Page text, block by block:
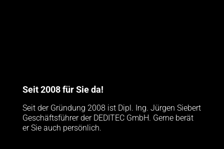
Seit 2008 für Sie da!
Seit der Gründung 2008 ist Dipl. Ing. Jürgen Siebert
Geschäftsführer der DEDITEC GmbH. Gerne berät
er Sie auch persönlich.